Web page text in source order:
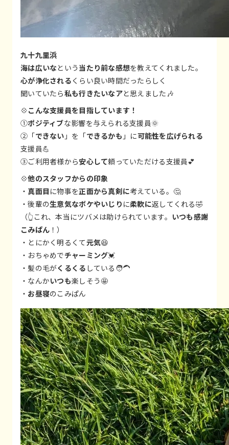
九十九里浜
海は広いなという 当たり前な感想を教えてくれました。
心が浄化される くらい良い時間だったらしく
聞いていたら私も行きたいなアと思えました🎶
💠こんな支援員を目指しています！
①ポジティブな影響を与えられる支援員🌞
②「できない 」を「できるかも 」に可能性を広げられる
支援員💪
③ご利用者様から安心して頼っていただける支援員💕
💠他のスタッフからの印象
・ 真面目 に物事を正面から真剣に考えている。🤔
・後輩の生意気なボケやいじり に柔軟に返してくれる🤣
（👆これ、本当にツバメは助けられています。 いつも感謝
こみぱん ！）
・とにかく明るくて元気😆
・おちゃめでチャーミング💓
・髪の毛がくるくる している🧑‍🦱
・なんかいつも楽しそう🤩
・ お昼寝のこみぱん